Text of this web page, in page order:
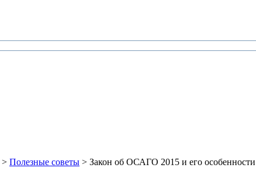
> Полезные советы > Закон об ОСАГО 2015 и его особенности